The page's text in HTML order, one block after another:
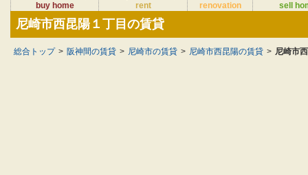
buy home
rent
renovation
sell
尼崎市西昆陽１丁目の賃貸
総合トップ > 阪神間の賃貸 > 尼崎市の賃貸 > 尼崎市西昆陽の賃貸 > 尼崎市